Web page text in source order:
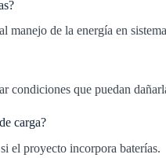
de la energía en
condiciones que puedan
carga?
el proyecto incorpora baterías.